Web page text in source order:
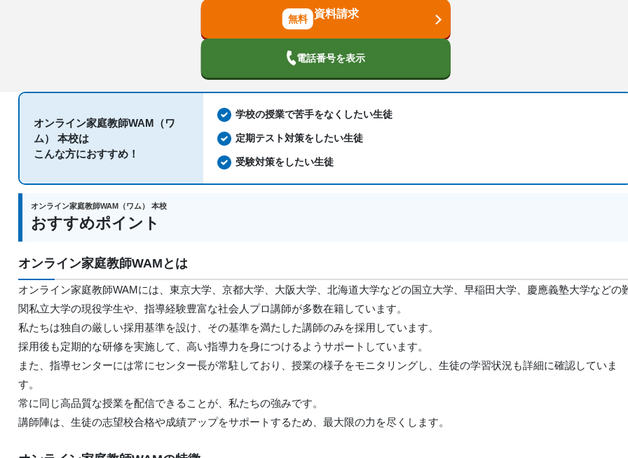
資料請求
電話番号を表示
オンライン家庭教師WAM（ワ
ム） 本校は
こんな方におすすめ！
学校の授業で苦手をなくしたい生徒
定期テスト対策をしたい生徒
受験対策をしたい生徒
オンライン家庭教師WAM（ワム） 本校
おすすめポイント
オンライン家庭教師WAMとは
オンライン家庭教師WAMには、東京大学、京都大学、大阪大学、北海道大学などの国立大学、早稲田大学、慶應義塾大学などの
関私立大学の現役学生や、指導経験豊富な社会人プロ講師が多数在籍しています。
私たちは独自の厳しい採用基準を設け、その基準を満たした講師のみを採用しています。
採用後も定期的な研修を実施して、高い指導力を身につけるようサポートしています。
また、指導センターには常にセンター長が常駐しており、授業の様子をモニタリングし、生徒の学習状況も詳細に確認していま
す。
常に同じ高品質な授業を配信できることが、私たちの強みです。
講師陣は、生徒の志望校合格や成績アップをサポートするため、最大限の力を尽くします。